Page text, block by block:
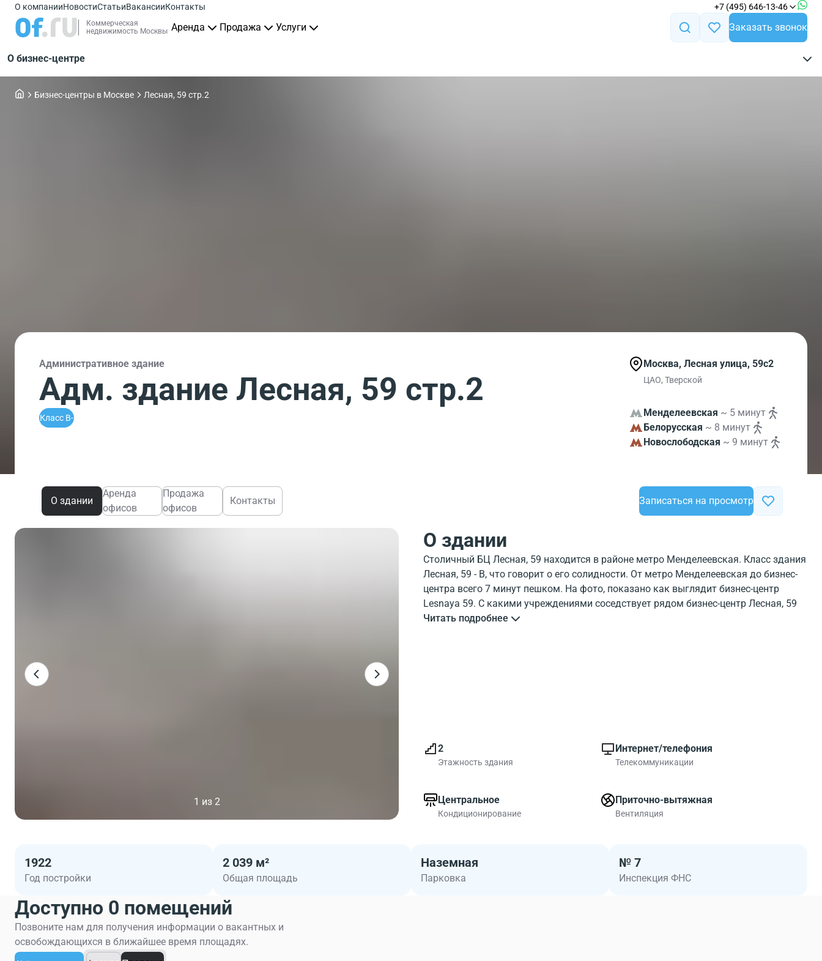
О компанииНовостиСтатьиВакансииКонтакты +7 (495) 646-13-46
Коммерческая
недвижимость Москвы Аренда Продажа Услуги Заказать звонок
О бизнес-центре
Бизнес-центры в Москве Лесная, 59 стр.2
Административное здание
Адм. здание Лесная, 59 стр.2
Класс B-
Москва, Лесная улица, 59с2
ЦАО, Тверской
Менделеевская ~ 5 минут
Белорусская ~ 8 минут
Новослободская ~ 9 минут
О здании
Аренда
офисов
Продажа
офисов
Контакты Записаться на просмотр
1 из 2
О здании
Столичный БЦ Лесная, 59 находится в районе метро Менделеевская. Класс здания
Лесная, 59 - B, что говорит о его солидности. От метро Менделеевская до бизнес-
центра всего 7 минут пешком. На фото, показано как выглядит бизнес-центр
Lesnaya 59. С какими учреждениями соседствует рядом бизнес-центр Лесная, 59
можно узнать на карте. Лесная, 59 обладает развитой инфраструктурой.
Читать подробнее
2
Этажность здания
Интернет/телефония
Телекоммуникации
Центральное
Кондиционирование
Приточно-вытяжная
Вентиляция
1922
Год постройки
2 039 м²
Общая площадь
Наземная
Парковка
№ 7
Инспекция ФНС
Доступно 0 помещений
Позвоните нам для получения информации о вакантных и
освобождающихся в ближайшее время площадях.